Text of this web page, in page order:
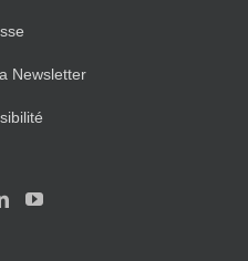
Newsletter